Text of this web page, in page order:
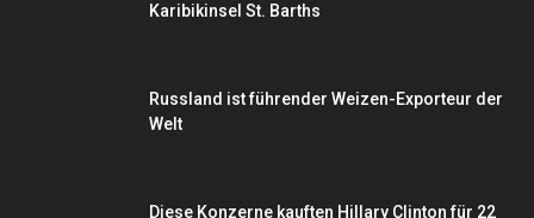
Karibikinsel St. Barths
Russland ist führender Weizen-Exporteur der
Welt
Diese Konzerne kauften Hillary Clinton für 22